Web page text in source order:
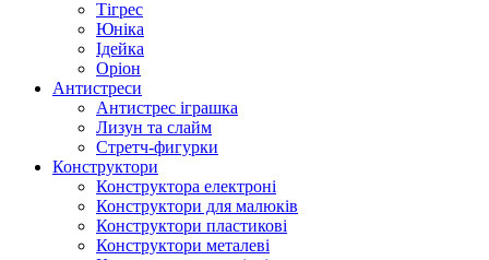
Тігрес
Юніка
Ідейка
Оріон
Антистреси
Антистрес іграшка
Лизун та слайм
Стретч-фигурки
Конструктори
Конструктора електроні
Конструктори для малюків
Конструктори пластикові
Конструктори металеві